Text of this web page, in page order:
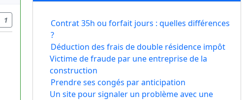
1
Contrat 35h ou forfait jours : quelles différences
?
Déduction des frais de double résidence impôt
Victime de fraude par une entreprise de la
construction
Prendre ses congés par anticipation
Un site pour signaler un problème avec une